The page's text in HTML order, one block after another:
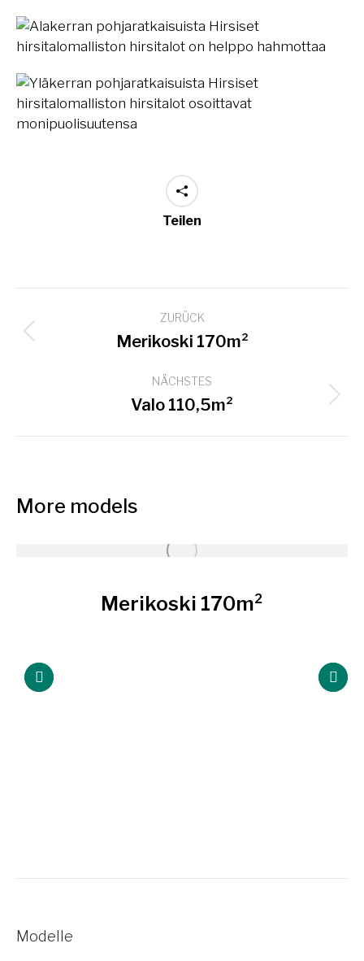
Teilen
navigation
ZURÜCK
Previous
Merikoski 170m²
NÄCHSTES
Next
Valo 110,5m²
More models
Merikoski 170m²
Modelle